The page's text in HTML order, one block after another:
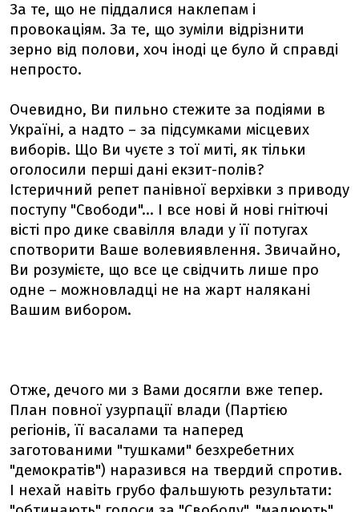
За те, що не піддалися наклепам і
провокаціям. За те, що зуміли відрізнити
зерно від полови, хоч іноді це було й справді
непросто.
Очевидно, Ви пильно стежите за подіями в
Україні, а надто – за підсумками місцевих
виборів. Що Ви чуєте з тої миті, як тільки
оголосили перші дані екзит-полів?
Істеричний репет панівної верхівки з приводу
поступу "Свободи"... І все нові й нові гнітючі
вісті про дике свавілля влади у її потугах
спотворити Ваше волевиявлення. Звичайно,
Ви розумієте, що все це свідчить лише про
одне – можновладці не на жарт налякані
Вашим вибором.
Отже, дечого ми з Вами досягли вже тепер.
План повної узурпації влади (Партією
регіонів, її васалами та наперед
заготованими "тушками" безхребетних
"демократів") наразився на твердий спротив.
І нехай навіть грубо фальшують результати: